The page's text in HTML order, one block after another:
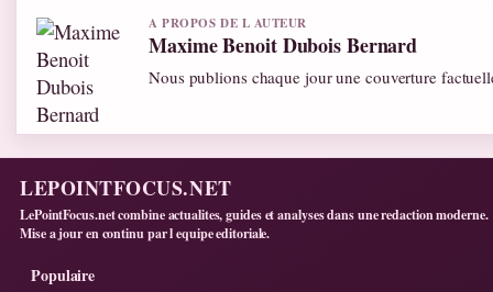
A PROPOS DE L AUTEUR
Maxime Benoit Dubois Bernard
Nous publions chaque jour une couverture
LEPOINTFOCUS.NET
LePointFocus.net combine actualites, guides et analyses dans une redaction moderne.
Mise a jour en continu par l equipe editoriale.
Populaire